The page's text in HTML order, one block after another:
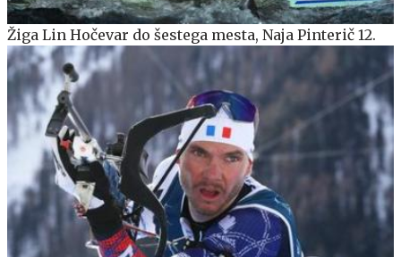
Žiga Lin Hočevar do šestega mesta, Naja Pinterič 12.